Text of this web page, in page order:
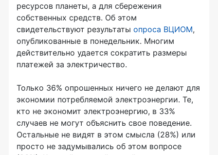
ресурсов планеты, а для сбережения
собственных средств. Об этом
свидетельствуют результаты опроса ВЦИОМ,
опубликованные в понедельник. Многим
действительно удается сократить размеры
платежей за электричество.
Только 36% опрошенных ничего не делают для
экономии потребляемой электроэнергии. Те,
кто не экономит электроэнергию, в 33%
случаев не могут объяснить свое поведение.
Остальные не видят в этом смысла (28%) или
просто не задумывались об этом вопросе